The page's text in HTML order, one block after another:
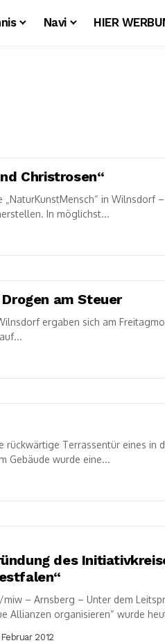
Navi HIER
Christrosen“
in Wilnsdorf
In möglichst...
am Steuer
ergaben sich am
Terrassentür eines in
Gebäude wurde eine...
des
miw – Arnsberg – Unter dem
Allianzen organisieren“ wurde
2012